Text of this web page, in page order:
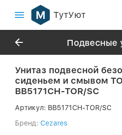
ТутУют
Подвесные
Унитаз подвесной
сиденьем и смывом
BB5171CH-TOR/SC
Артикул: BB5171CH-TOR/SC
Бренд: Cezares